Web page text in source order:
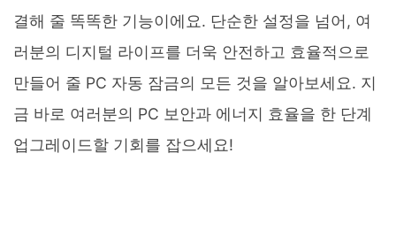
결해 줄 똑똑한 기능이에요. 단순한 설정을 넘어, 여
러분의 디지털 라이프를 더욱 안전하고 효율적으로
만들어 줄 PC 자동 잠금의 모든 것을 알아보세요. 지
금 바로 여러분의 PC 보안과 에너지 효율을 한 단계
업그레이드할 기회를 잡으세요!